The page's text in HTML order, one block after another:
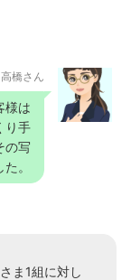
橋さん
様は
り手
の写
。
ま1組に対し